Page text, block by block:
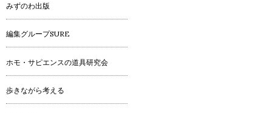
みずのわ出版
編集グループSURE
ホモ・サピエンスの道具研究会
歩きながら考える